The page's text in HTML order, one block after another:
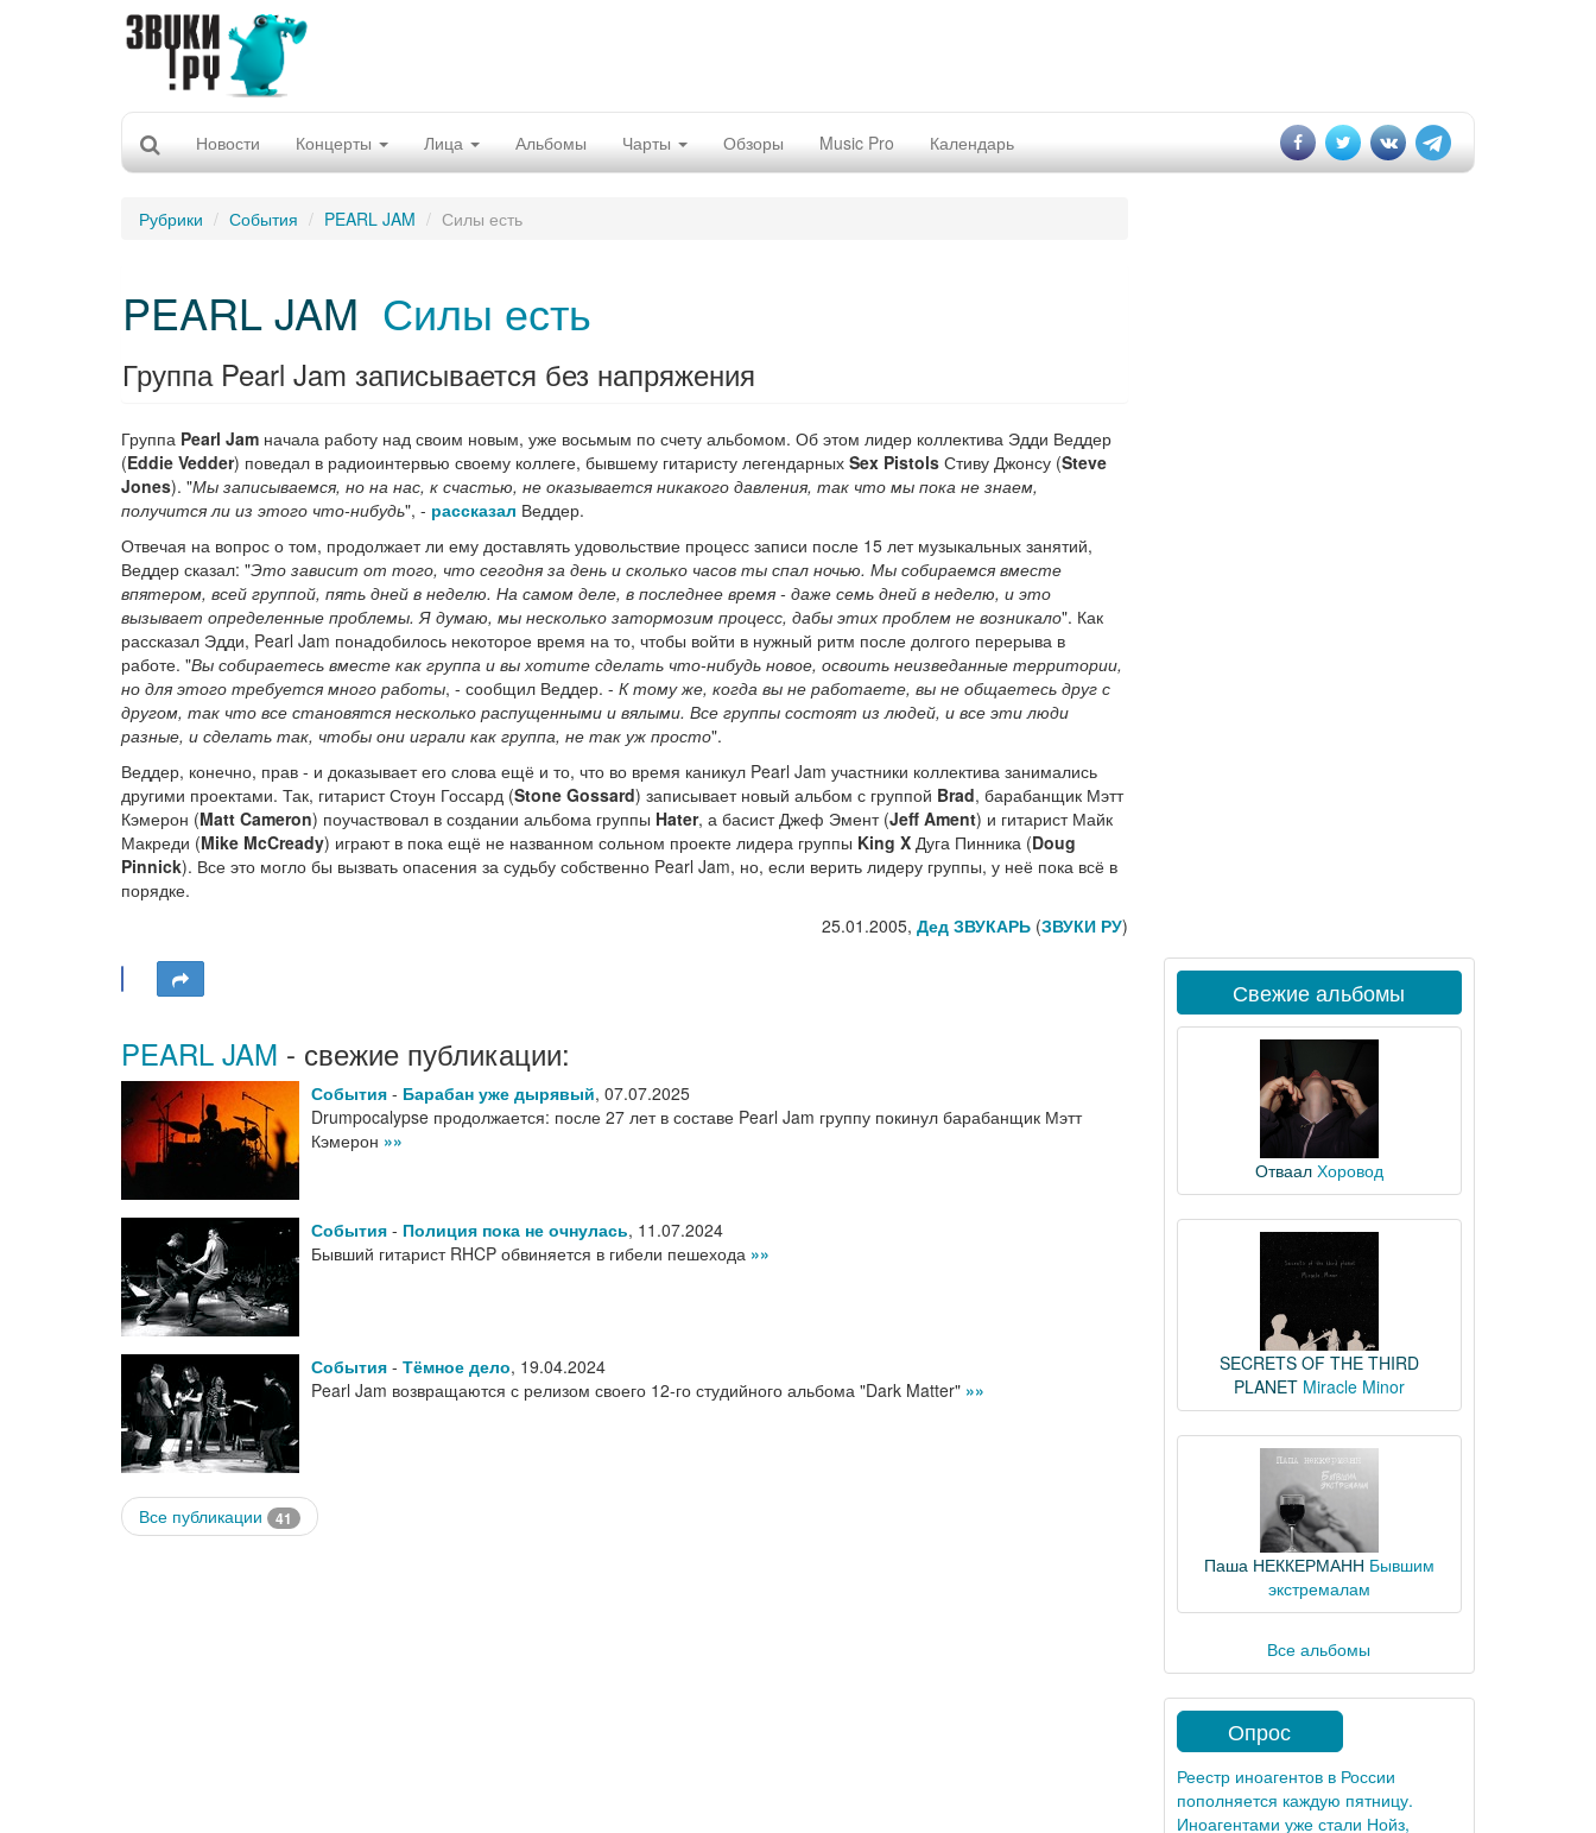
Новости Концерты Лица Альбомы Чарты Обзоры Music Pro Календарь
Рубрики События PEARL JAM Силы есть
PEARL JAM Силы есть
Группа Pearl Jam записывается без напряжения
Группа Pearl Jam начала работу над своим новым, уже восьмым по счету альбомом. Об этом лидер коллектива Эдди Веддер
(Eddie Vedder) поведал в радиоинтервью своему коллеге, бывшему гитаристу легендарных Sex Pistols Стиву Джонсу (Steve
Jones). "Мы записываемся, но на нас, к счастью, не оказывается никакого давления, так что мы пока не знаем,
получится ли из этого что-нибудь", - рассказал Веддер.
Отвечая на вопрос о том, продолжает ли ему доставлять удовольствие процесс записи после 15 лет музыкальных занятий,
Веддер сказал: "Это зависит от того, что сегодня за день и сколько часов ты спал ночью. Мы собираемся вместе
впятером, всей группой, пять дней в неделю. На самом деле, в последнее время - даже семь дней в неделю, и это
вызывает определенные проблемы. Я думаю, мы несколько затормозим процесс, дабы этих проблем не возникало". Как
рассказал Эдди, Pearl Jam понадобилось некоторое время на то, чтобы войти в нужный ритм после долгого перерыва в
работе. "Вы собираетесь вместе как группа и вы хотите сделать что-нибудь новое, освоить неизведанные территории,
но для этого требуется много работы, - сообщил Веддер. - К тому же, когда вы не работаете, вы не общаетесь друг с
другом, так что все становятся несколько распущенными и вялыми. Все группы состоят из людей, и все эти люди
разные, и сделать так, чтобы они играли как группа, не так уж просто".
Веддер, конечно, прав - и доказывает его слова ещё и то, что во время каникул Pearl Jam участники коллектива занимались
другими проектами. Так, гитарист Стоун Госсард (Stone Gossard) записывает новый альбом с группой Brad, барабанщик Мэтт
Кэмерон (Matt Cameron) поучаствовал в создании альбома группы Hater, а басист Джеф Эмент (Jeff Ament) и гитарист Майк
Макреди (Mike McCready) играют в пока ещё не названном сольном проекте лидера группы King X Дуга Пинника (Doug
Pinnick). Все это могло бы вызвать опасения за судьбу собственно Pearl Jam, но, если верить лидеру группы, у неё пока всё в
порядке.
25.01.2005, Дед ЗВУКАРЬ(ЗВУКИ РУ)
PEARL JAM - свежие публикации:
События - Барабан уже дырявый, 07.07.2025
Drumpocalypse продолжается: после 27 лет в составе Pearl Jam группу покинул барабанщик Мэтт
Кэмерон »»
События - Полиция пока не очнулась, 11.07.2024
Бывший гитарист RHCP обвиняется в гибели пешехода »»
События - Тёмное дело, 19.04.2024
Pearl Jam возвращаются с релизом своего 12-го студийного альбома "Dark Matter" »»
Все публикации 41
Свежие альбомы
Отваал Хоровод
SECRETS OF THE THIRD
PLANET Miracle Minor
Паша НЕККЕРМАНН Бывшим
экстремалам
Все альбомы
Опрос
Реестр иноагентов в России
пополняется каждую пятницу.
Иноагентами уже стали Нойз,